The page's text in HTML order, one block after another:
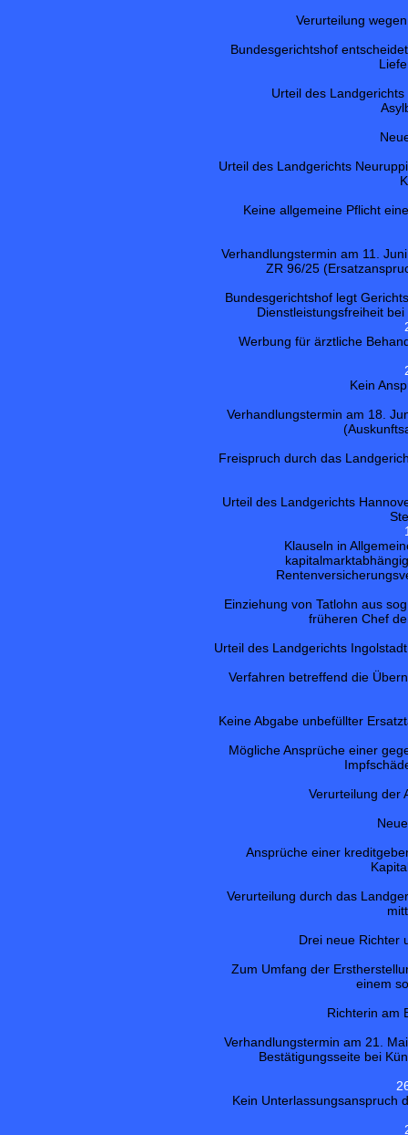
Verurteilung
Bundesgerichtshof
Urteil des
Urteil des Landgerichts
Keine allgemeine Pflicht
Verhandlungstermin am 11.
ZR 96/25
Bundesgerichtshof legt
Dienstleistungsfreiheit
Werbung für ärztliche
Kein
Verhandlungstermin am 18.
Freispruch durch das
Urteil des Landgerichts
Klauseln in
Einziehung von Tatlohn aus
früheren Chef
Urteil des Landgerichts
Verfahren betreffend die
Keine Abgabe unbefüllter
Mögliche Ansprüche einer
Verurteilung der
Ansprüche einer
Verurteilung durch das
Drei neue Richter
Zum Umfang der
einem
Richterin am
Verhandlungstermin am 21.
Bestätigungsseite bei
Kein Unterlassungsanspruch